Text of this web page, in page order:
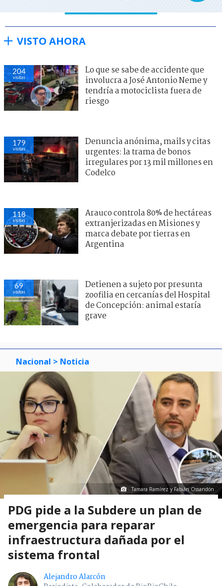
VISTO AHORA
204
visitas
Lo que se sabe de accidente que
involucra a José Antonio Neme y
tendría a motociclista fuera de
riesgo
179
visitas
Denuncia anónima, mails y citas
urgentes: la trama de bonos
irregulares por 13 mil millones en
Codelco
118
visitas
Arauco controla 80% de hectáreas
extranjerizadas en Misiones y
marca debate por tierras en
Argentina
69
visitas
Detienen a sujeto por presunta
zoofilia en cercanías del Hospital
de Concepción: animal estaría
grave
Nacional > Noticia
Tamara Ramírez y Fabián Ossandón
PDG pide a la Subdere un plan de
emergencia para reparar
infraestructura dañada por el
sistema frontal
Alejandro Alarcón